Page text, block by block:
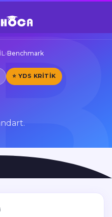
›Benchmark
⭐ YDS KRITIK